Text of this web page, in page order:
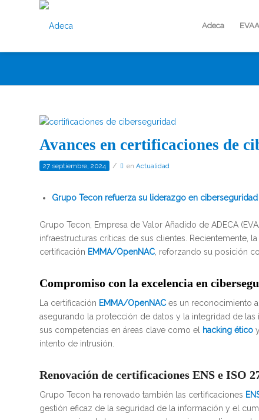
Adeca EVAA
Avances en certificaciones de
27 septiembre, 2024 / en Actualidad
Grupo Tecon refuerza su liderazgo en
Grupo Tecon, Empresa de Valor Añadido de ADECA
infraestructuras críticas de sus clientes. Recientemente,
certificación EMMA/OpenNAC , reforzando su posición
Compromiso con la excelencia en
La certificación EMMA/OpenNAC es un reconocimiento
asegurando la protección de datos y la integridad de
sus competencias en áreas clave como el
hacking ético
intento de intrusión.
Renovación de certificaciones ENS e ISO
Grupo Tecon ha renovado también las certificaciones
gestión eficaz de la seguridad de la información y el